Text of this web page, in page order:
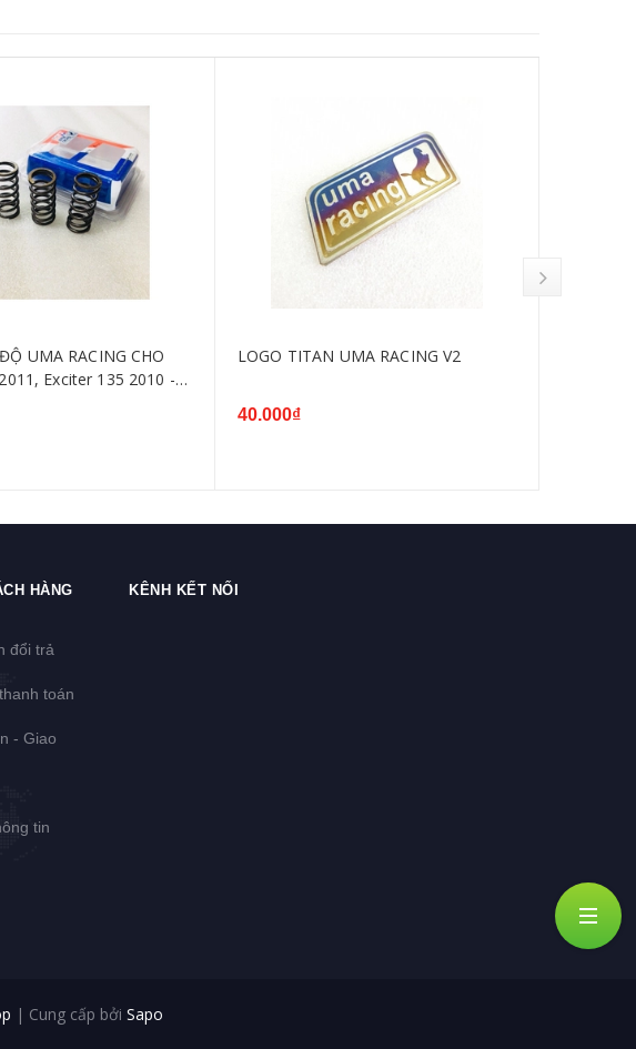
UMA RACING CHO
Exciter 135 2010 -4
LOGO TITAN UMA RACING V2
40.000₫
HÀNG
đổi trả
toán
- Giao
tin
KÊNH KẾT NỐI
| Cung cấp bởi Sapo